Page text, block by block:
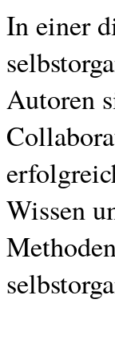
In einer
Autoren
Wissen